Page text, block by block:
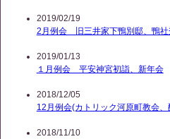
2019/02/19
2月例会 旧三井家下鴨別邸、鴨社
2019/01/13
１月例会 平安神宮初詣、新年会
2018/12/05
12月例会(カトリック河原町教会
2018/11/10